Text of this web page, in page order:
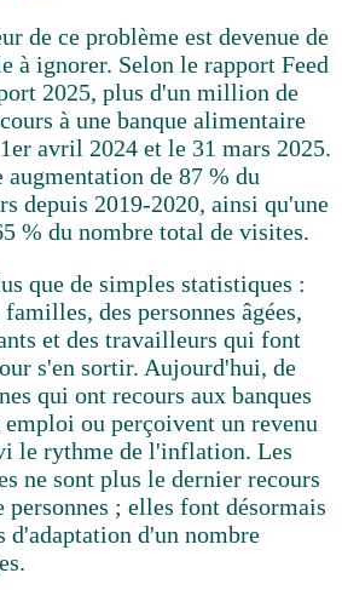
de ce problème est devenue de
à ignorer. Selon le rapport Feed
2025, plus d'un million de
à une banque alimentaire
avril 2024 et le 31 mars 2025.
augmentation de 87 % du
depuis 2019-2020, ainsi qu'une
% du nombre total de visites.
que de simples statistiques :
des personnes âgées,
et des travailleurs qui font
s'en sortir. Aujourd'hui, de
qui ont recours aux banques
ou perçoivent un revenu
le rythme de l'inflation. Les
ne sont plus le dernier recours
personnes ; elles font désormais
d'adaptation d'un nombre